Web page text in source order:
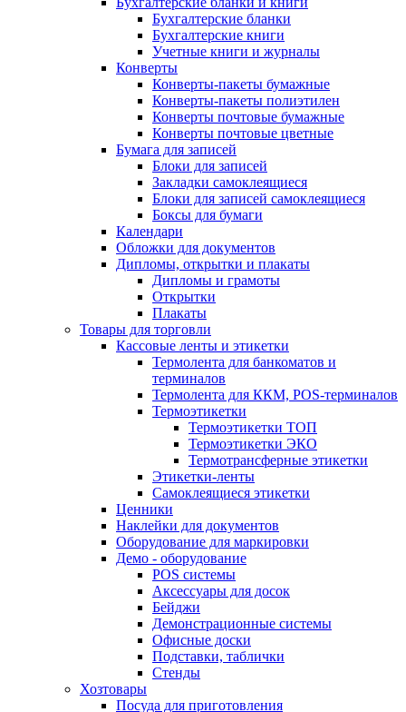
Бухгалтерские бланки
Бухгалтерские книги
Учетные книги и журналы
Конверты
Конверты-пакеты бумажные
Конверты-пакеты полиэтилен
Конверты почтовые бумажные
Конверты почтовые цветные
Бумага для записей
Блоки для записей
Закладки самоклеящиеся
Блоки для записей самоклеящиеся
Боксы для бумаги
Календари
Обложки для документов
Дипломы, открытки и плакаты
Дипломы и грамоты
Открытки
Плакаты
Товары для торговли
Кассовые ленты и этикетки
Термолента для банкоматов и
терминалов
Термолента для ККМ, POS-терминалов
Термоэтикетки
Термоэтикетки ТОП
Термоэтикетки ЭКО
Термотрансферные этикетки
Этикетки-ленты
Самоклеящиеся этикетки
Ценники
Наклейки для документов
Оборудование для маркировки
Демо - оборудование
POS системы
Аксессуары для досок
Бейджи
Демонстрационные системы
Офисные доски
Подставки, таблички
Стенды
Хозтовары
Посуда для приготовления